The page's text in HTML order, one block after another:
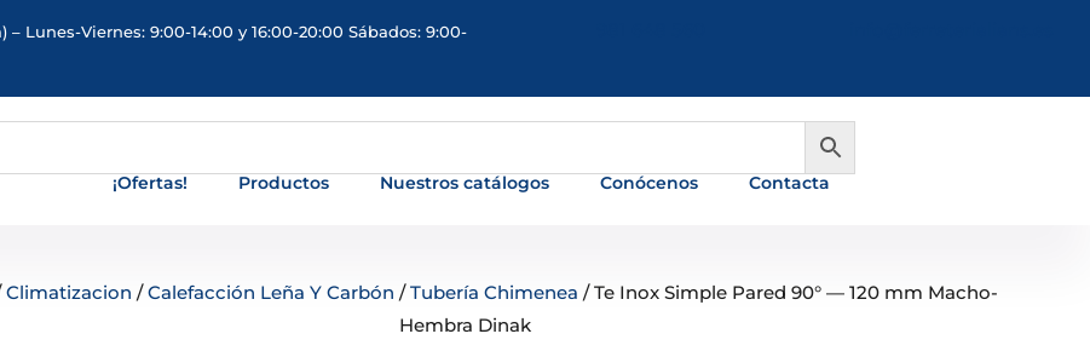
Lunes-Viernes: 9:00-14:00 y 16:00-20:00 Sábados: 9:00-
¡Ofertas! Productos Nuestros catálogos Conócenos Contacta
Climatizacion /Calefacción Leña Y Carbón /Tubería Chimenea / Te Inox Simple Pared 90° — 120 mm Macho-
Hembra Dinak